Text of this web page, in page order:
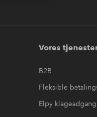
Vores
B2B
Fleksible
Elpy klageadgang